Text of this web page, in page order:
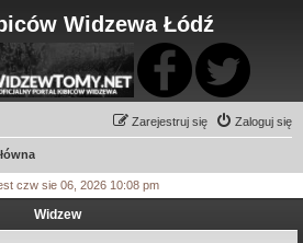
Widzewa Łódź
Zaloguj się
Zarejestruj się
czw sie 06, 2026 10:08 pm
Widzew